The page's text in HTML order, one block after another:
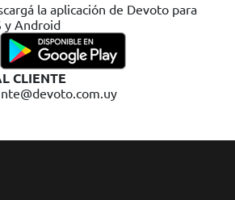
la aplicación de Devoto para
y Android
CLIENTE